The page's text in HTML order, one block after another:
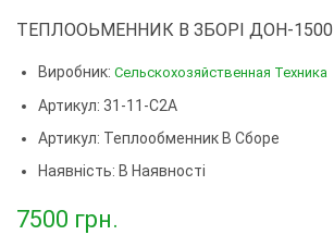
ТЕПЛООЬМЕННИК В ЗБОРІ ДОН-1500
Виробник: Сельскохозяйственная Техника
Артикул: 31-11-С2А
Артикул: Теплообменник В Сборе
Наявність: В Наявності
7500 грн.